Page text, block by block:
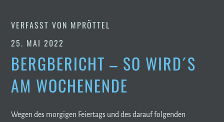
VERFASST VON MPRÖTTEL
25. MAI 2022
BERGBERICHT – SO WIRD´S
AM WOCHENENDE
Wegen des morgigen Feiertags und des darauf folgenden